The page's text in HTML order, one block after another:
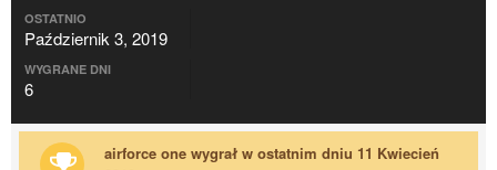
OSTATNIO
Październik 3, 2019
WYGRANE DNI
6
airforce one wygrał w ostatnim dniu 11 Kwiecień